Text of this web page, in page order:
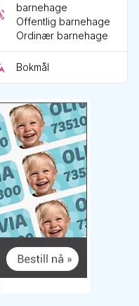
barnehage
Offentlig barnehage
Ordinær barnehage
Bokmål